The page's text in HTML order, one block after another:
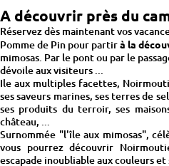
A découvrir près du
Réservez dès maintenant vos
Pomme de Pin pour partirà la
mimosas. Par le pont ou par le
dévoile aux visiteurs ...
Ile aux multiples facettes,
ses saveurs marines, ses terres de
ses produits du terroir, ses
château, ...
Surnommée "l'île aux mimosas",
vous pourrez découvrir
escapade inoubliable aux couleurs et